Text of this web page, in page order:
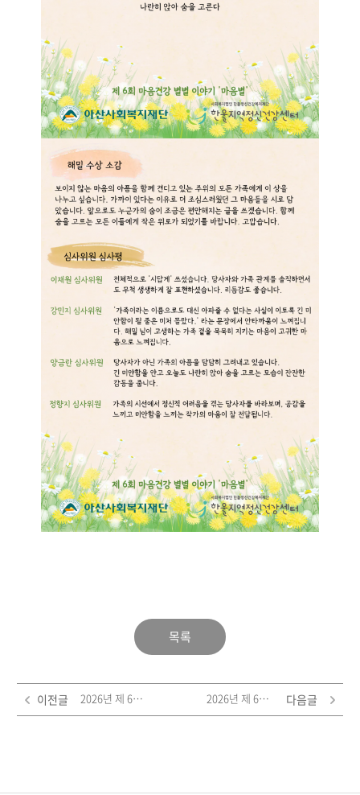
목록
이전글 2026년 제 6회 마음건강별별이야기 '마음별' 공모전 '운문 부문' - 김대섭 '다정한 기다림' 2026년 제 6회 마음건강별별이야기 '마음별' 공모전 '대상' - 갓틴 '별을 위한 고백' 다음글